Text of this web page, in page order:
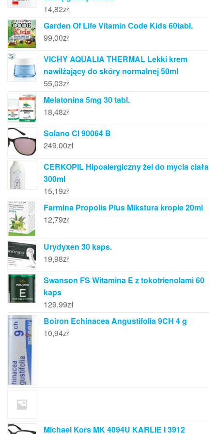
14,82zł
Garden Of Life Vitamin Code Kids 60tabl.
99,00zł
VICHY AQUALIA THERMAL Lekki krem
nawilżający do skóry normalnej 50ml
55,03zł
Melatonina 5mg 30 tabl.
18,48zł
Solano Cl 90064 B
249,00zł
CERKOPIL Hipoalergiczny żel do mycia ciała
300ml
15,19zł
Farmina Propolis Plus Mikstura krople 20ml
12,79zł
Urydyxen 30 kaps.
19,98zł
Swanson FS Witamina E z tokotrienolami 60
kaps
129,99zł
Boiron Echinacea Angustifolia 9CH 4 g
10,94zł
Michael Kors MK 4094U KARLIE I 3912